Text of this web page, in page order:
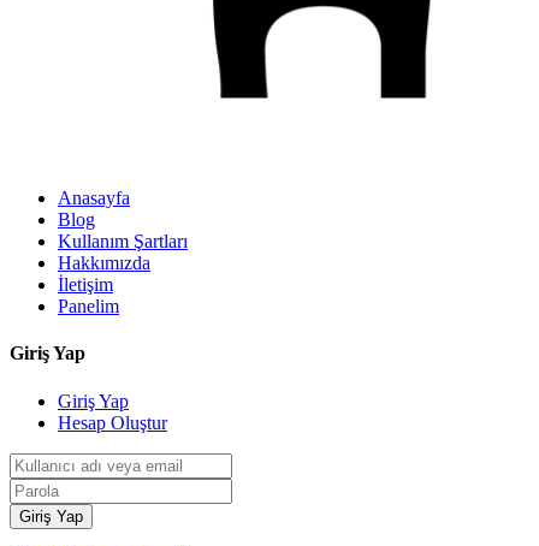
Anasayfa
Blog
Kullanım Şartları
Hakkımızda
İletişim
Panelim
Giriş Yap
Giriş Yap
Hesap Oluştur
Giriş Yap